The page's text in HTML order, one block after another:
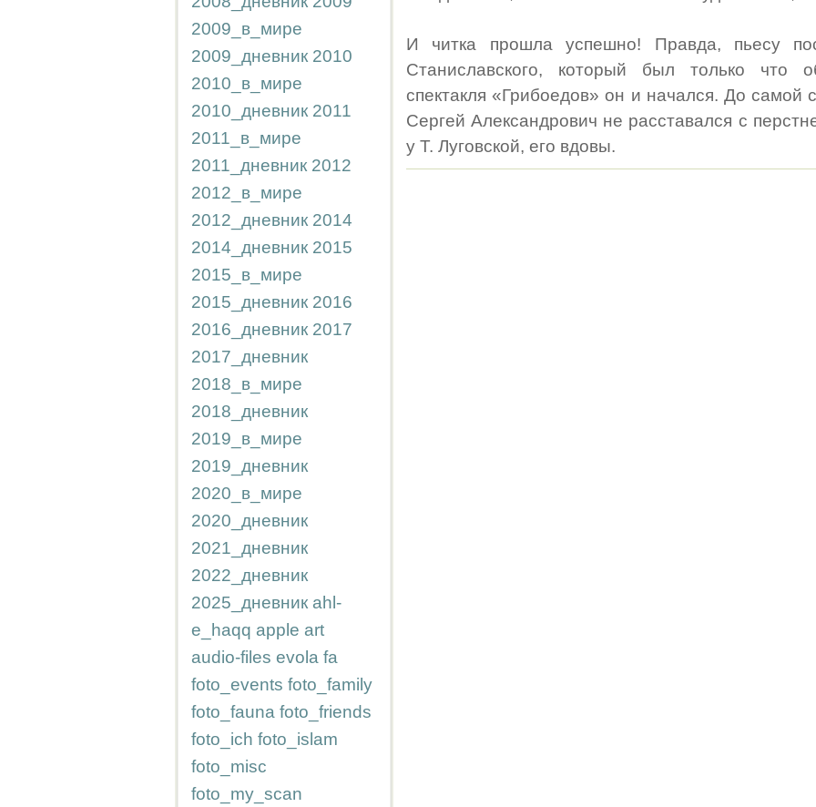
2009_в_мире
2009_дневник 2010
2010_в_мире
2010_дневник 2011
2011_в_мире
2011_дневник 2012
2012_в_мире
2012_дневник 2014
2014_дневник 2015
2015_в_мире
2015_дневник 2016
2016_дневник 2017
2017_дневник
2018_в_мире
2018_дневник
2019_в_мире
2019_дневник
2020_в_мире
2020_дневник
2021_дневник
2022_дневник
2025_дневник ahl-
e_haqq apple art
audio-files evola fa
foto_events foto_family
foto_fauna foto_friends
foto_ich foto_islam
foto_misc
foto_my_scan
И читка прошла успешно! Правда, пьесу
Станиславского, который был только что
спектакля «Грибоедов» он и начался. До самой
Сергей Александрович не расставался с
у Т. Луговской, его вдовы.